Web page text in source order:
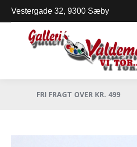
Vestergade 32, 9300 Sæby
FRI FRAGT OVER KR. 499